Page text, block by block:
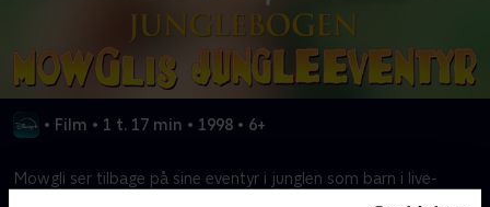
• Film • 1 t. 17 min • 1998 • 6+
Mowgli ser tilbage på sine eventyr i junglen som barn i live-